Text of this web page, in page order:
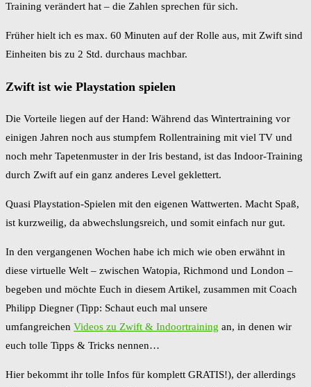
Training verändert hat – die Zahlen sprechen für sich.
Früher hielt ich es max. 60 Minuten auf der Rolle aus, mit Zwift sind
Einheiten bis zu 2 Std. durchaus machbar.
Zwift ist wie Playstation spielen
Die Vorteile liegen auf der Hand: Während das Wintertraining vor
einigen Jahren noch aus stumpfem Rollentraining mit viel TV und
noch mehr Tapetenmuster in der Iris bestand, ist das Indoor-Training
durch Zwift auf ein ganz anderes Level geklettert.
Quasi Playstation-Spielen mit den eigenen Wattwerten. Macht Spaß,
ist kurzweilig, da abwechslungsreich, und somit einfach nur gut.
In den vergangenen Wochen habe ich mich wie oben erwähnt in
diese virtuelle Welt – zwischen Watopia, Richmond und London –
begeben und möchte Euch in diesem Artikel, zusammen mit Coach
Philipp Diegner (Tipp: Schaut euch mal unsere
umfangreichen Videos zu Zwift & Indoortraining an, in denen wir
euch tolle Tipps & Tricks nennen…
Hier bekommt ihr tolle Infos für komplett GRATIS!), der allerdings